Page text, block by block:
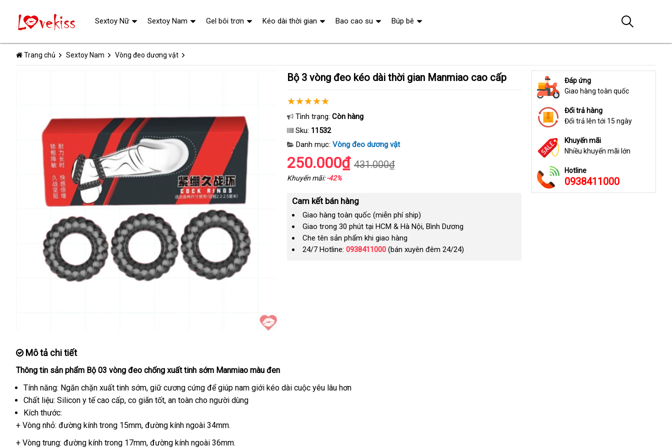
Trang chủ Sextoy Nam Vòng đeo dương vật
Bộ 3 vòng đeo kéo dài thời gian Manmiao cao cấp
Tình trạng: Còn hàng
Sku: 11532
Danh mục: Vòng đeo dương vật
250.000₫ 431.000₫
Khuyến mãi:-42%
Cam kết bán hàng
Giao hàng toàn quốc (miễn phí ship)
Giao trong 30 phút tại HCM & Hà Nội, Bình Dương
Che tên sản phẩm khi giao hàng
24/7 Hotline: 0938411000(bán xuyên đêm 24/24)
Đáp ứng
Giao hàng toàn quốc
Đổi trả hàng
Đổi trả lên tới 15 ngày
Khuyến mãi
Nhiều khuyến mãi lớn
Hotline
0938411000
Mô tả chi tiết
Thông tin sản phẩm Bộ 03 vòng đeo chống xuất tinh sớm Manmiao màu đen
Tính năng: Ngăn chặn xuất tinh sớmnhập
hàng
, giữ cương cứng tận
nơi
để giúp nam giới kéo dài cuộc yêu lâu hơn
Chất liệu: Silicon y tế cao cấpnhập
, co giãn tốtnổi
, an toàn cho người dùng
Kích thước:
+ Vòng nhỏ: đường kính trong 15mmsửa
chữa
, đường kính ngoài 34mm.
+ Vòng trung: đường kính trong 17mmĐài
, đường kính ngoài 36mm.
Sextoy Nữ Sextoy Nam Gel bôi trơn Kéo dài thời gian Bao cao su Búp bê